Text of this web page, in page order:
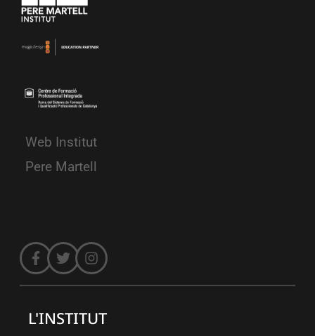
Web Institut
Pere Martell
L'INSTITUT